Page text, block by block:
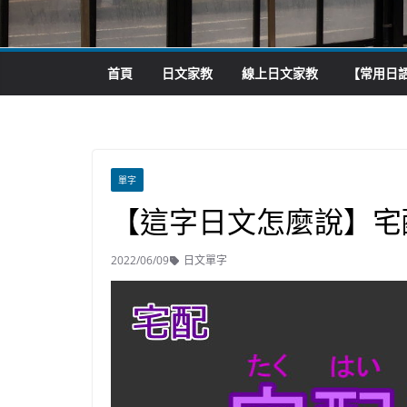
首頁 日文家教 線上日文家教 【常用日
單字
【這字日文怎麼說】
2022/06/09 日文單字